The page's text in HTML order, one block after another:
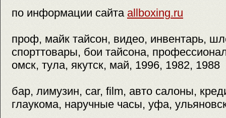
по информации сайта allboxing.ru
проф, майк тайсон, видео, инвентарь,
спорттовары, бои тайсона,
омск, тула, якутск, май, 1996, 1982, 1988
бар, лимузин, car, film, авто салоны,
глаукома, наручные часы, уфа,